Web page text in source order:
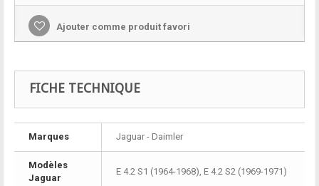
Ajouter comme produit favori
FICHE TECHNIQUE
Marques Jaguar - Daimler
Modèles
Jaguar
E 4.2 S1 (1964-1968), E 4.2 S2 (1969-1971)